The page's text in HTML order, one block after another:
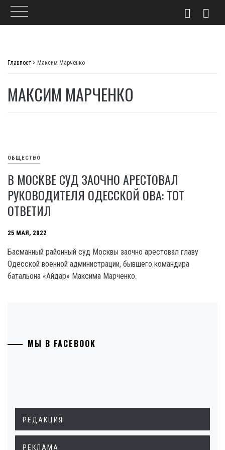
Главпост > Максим Марченко
МАКСИМ МАРЧЕНКО
ОБЩЕСТВО
В МОСКВЕ СУД ЗАОЧНО АРЕСТОВАЛ
РУКОВОДИТЕЛЯ ОДЕССКОЙ ОВА: ТОТ
ОТВЕТИЛ
25 МАЯ, 2022
Басманный районный суд Москвы заочно арестовал главу
Одесской военной администрации, бывшего командира
батальона «Айдар» Максима Марченко.
МЫ В FACEBOOK
РЕДАКЦИЯ
РЕКЛАМА